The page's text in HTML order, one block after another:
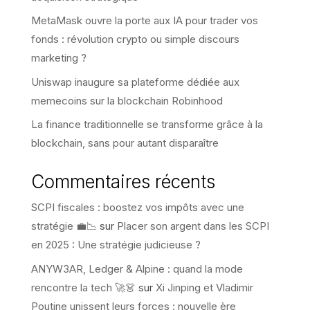
MetaMask ouvre la porte aux IA pour trader vos
fonds : révolution crypto ou simple discours
marketing ?
Uniswap inaugure sa plateforme dédiée aux
memecoins sur la blockchain Robinhood
La finance traditionnelle se transforme grâce à la
blockchain, sans pour autant disparaître
Commentaires récents
SCPI fiscales : boostez vos impôts avec une
stratégie 💼📉 sur Placer son argent dans les SCPI
en 2025 : Une stratégie judicieuse ?
ANYW3AR, Ledger & Alpine : quand la mode
rencontre la tech 🚀👗 sur Xi Jinping et Vladimir
Poutine unissent leurs forces : nouvelle ère